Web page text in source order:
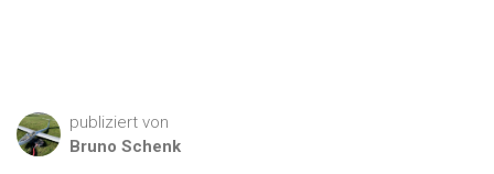
publiziert von
Bruno Schenk